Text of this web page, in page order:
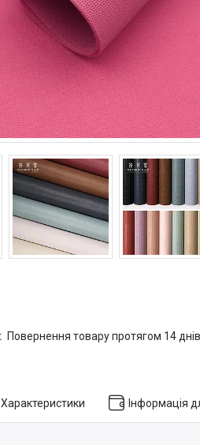
повернення товару протягом 14 днів
Характеристики Інформація